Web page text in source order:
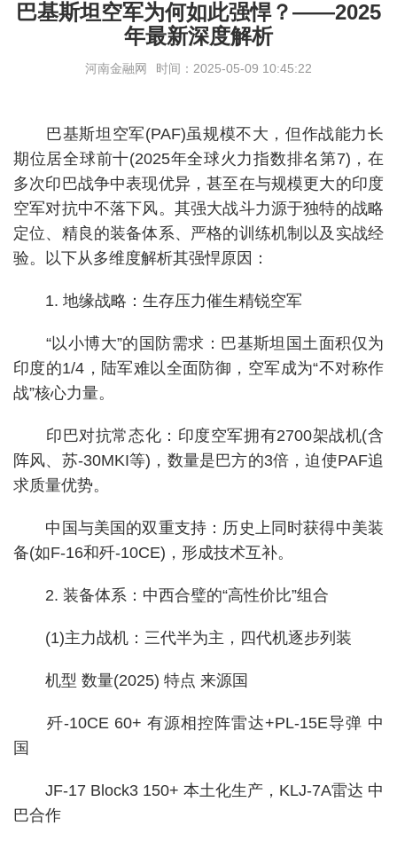
巴基斯坦空军为何如此强悍？——2025
年最新深度解析
河南金融网 时间：2025-05-09 10:45:22
巴基斯坦空军(PAF)虽规模不大，但作战能力长
期位居全球前十(2025年全球火力指数排名第7)，在
多次印巴战争中表现优异，甚至在与规模更大的印度
空军对抗中不落下风。其强大战斗力源于独特的战略
定位、精良的装备体系、严格的训练机制以及实战经
验。以下从多维度解析其强悍原因：
1. 地缘战略：生存压力催生精锐空军
“以小博大”的国防需求：巴基斯坦国土面积仅为
印度的1/4，陆军难以全面防御，空军成为“不对称作
战”核心力量。
印巴对抗常态化：印度空军拥有2700架战机(含
阵风、苏-30MKI等)，数量是巴方的3倍，迫使PAF追
求质量优势。
中国与美国的双重支持：历史上同时获得中美装
备(如F-16和歼-10CE)，形成技术互补。
2. 装备体系：中西合璧的“高性价比”组合
(1)主力战机：三代半为主，四代机逐步列装
机型 数量(2025) 特点 来源国
歼-10CE 60+ 有源相控阵雷达+PL-15E导弹 中
国
JF-17 Block3 150+ 本土化生产，KLJ-7A雷达 中
巴合作